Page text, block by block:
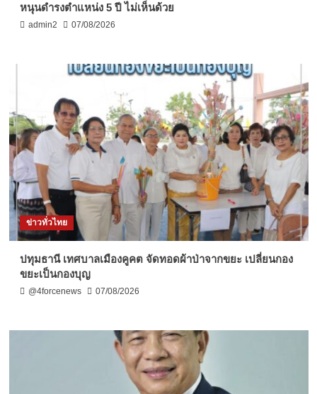
หนุนดำรงตำแหน่ง 5 ปี ไม่เห็นด้วย
admin2 07/08/2026
ข่าวทั่วไทย
ปทุมธานี เทศบาลเมืองคูคต จัดทอดผ้าป่าจากขยะ เปลี่ยนกอง
ขยะเป็นกองบุญ
@4forcenews 07/08/2026